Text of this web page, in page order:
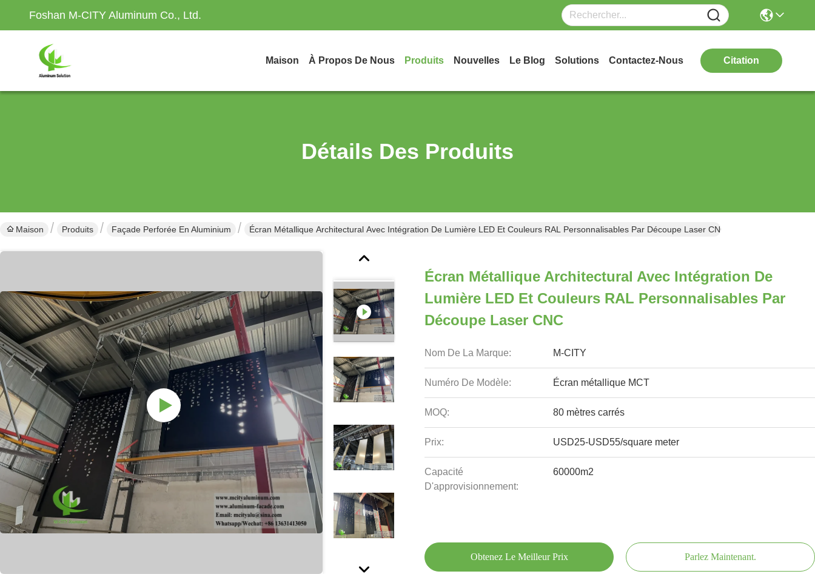
Foshan M-CITY Aluminum Co., Ltd.
Maison À Propos De Nous Produits Nouvelles Le Blog Solutions Contactez-Nous Citation
Détails Des Produits
Maison Produits Façade Perforée En Aluminium Écran Métallique Architectural Avec Intégration De Lumière LED Et Couleurs RAL Personnalisables Par Découpe Laser CNC
Écran Métallique Architectural Avec Intégration De
Lumière LED Et Couleurs RAL Personnalisables Par
Découpe Laser CNC
Nom De La Marque: M-CITY
Numéro De Modèle: Écran métallique MCT
MOQ: 80 mètres carrés
Prix: USD25-USD55/square meter
Capacité
D'approvisionnement:
60000m2
Obtenez Le Meilleur Prix Parlez Maintenant.